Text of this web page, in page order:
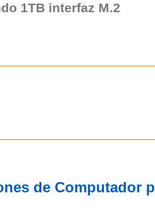
1TB interfaz M.2
de Computador